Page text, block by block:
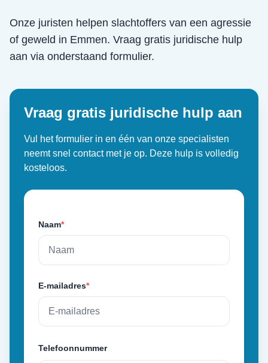
Onze juristen helpen slachtoffers van een agressie
of geweld in Emmen. Vraag gratis juridische hulp
aan via onderstaand formulier.
Vraag gratis juridische hulp aan
Vul het formulier in en één van onze specialisten
neemt snel contact met je op. Deze hulp is volledig
kosteloos.
Naam*
E-mailadres*
Telefoonnummer